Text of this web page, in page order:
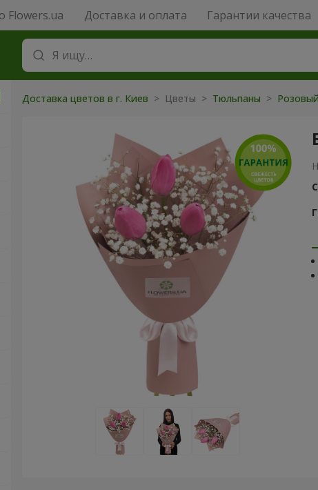
Flowers.ua Доставка и оплата Гарантии качества
Доставка цветов в г. Киев > Цветы > Тюльпаны >